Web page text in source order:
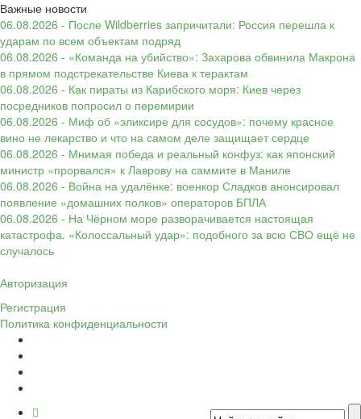
Важные новости
06.08.2026 - После Wildberries запричитали: Россия перешла к
ударам по всем объектам подряд
06.08.2026 - «Команда на убийство»: Захарова обвинила Макрона
в прямом подстрекательстве Киева к терактам
06.08.2026 - Как пираты из Карибского моря: Киев через
посредников попросил о перемирии
06.08.2026 - Миф об «эликсире для сосудов»: почему красное
вино не лекарство и что на самом деле защищает сердце
06.08.2026 - Мнимая победа и реальный конфуз: как японский
министр «прорвался» к Лаврову на саммите в Маниле
06.08.2026 - Война на удалёнке: военкор Сладков анонсировал
появление «домашних полков» операторов БПЛА
06.08.2026 - На Чёрном море разворачивается настоящая
катастрофа. «Колоссальный удар»: подобного за всю СВО ещё не
случалось
Авторизация
Регистрация
Политика конфиденциальности